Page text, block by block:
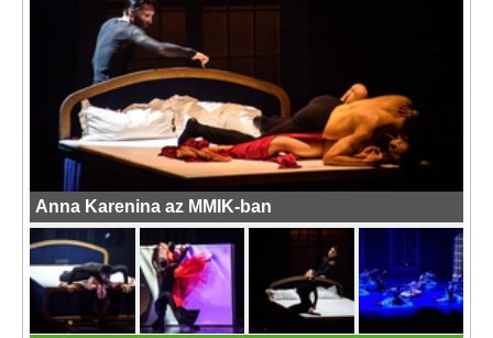
Anna Karenina az MMIK-ban